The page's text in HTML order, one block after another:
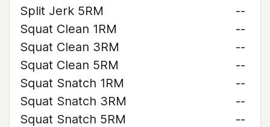
Split Jerk 5RM
--
Squat Clean 1RM
--
Squat Clean 3RM
--
Squat Clean 5RM
--
Squat Snatch 1RM
--
Squat Snatch 3RM
--
Squat Snatch 5RM
--